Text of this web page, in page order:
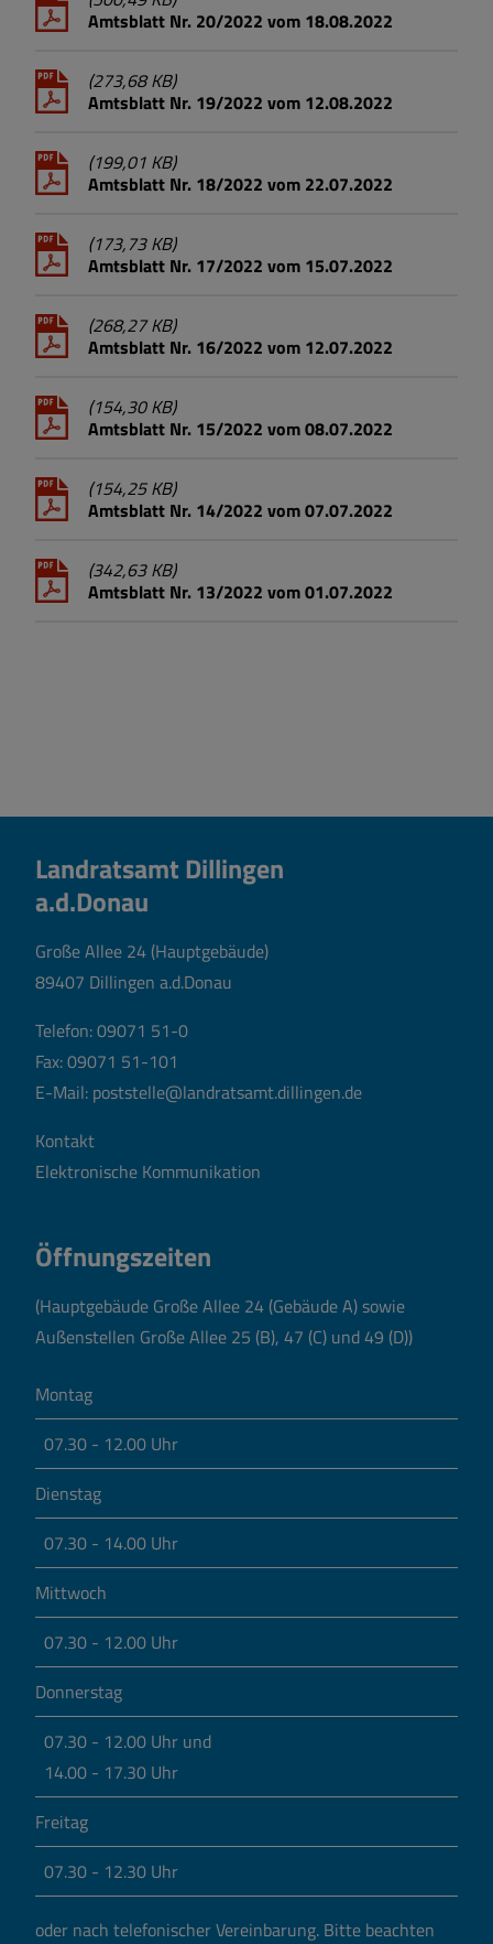
Amtsblatt Nr. 20/2022 vom 18.08.2022
(273,68 KB)
Amtsblatt Nr. 19/2022 vom 12.08.2022
(199,01 KB)
Amtsblatt Nr. 18/2022 vom 22.07.2022
(173,73 KB)
Amtsblatt Nr. 17/2022 vom 15.07.2022
(268,27 KB)
Amtsblatt Nr. 16/2022 vom 12.07.2022
(154,30 KB)
Amtsblatt Nr. 15/2022 vom 08.07.2022
(154,25 KB)
Amtsblatt Nr. 14/2022 vom 07.07.2022
(342,63 KB)
Amtsblatt Nr. 13/2022 vom 01.07.2022
Landratsamt Dillingen
a.d.Donau
Große Allee 24 (Hauptgebäude)
89407 Dillingen a.d.Donau
Telefon:09071 51-0
Fax: 09071 51-101
E-Mail: poststelle@landratsamt.dillingen.de
Kontakt
Elektronische Kommunikation
Öffnungszeiten
(Hauptgebäude Große Allee 24 (Gebäude A) sowie
Außenstellen Große Allee 25 (B), 47 (C) und 49 (D))
Montag
07.30 - 12.00 Uhr
Dienstag
07.30 - 14.00 Uhr
Mittwoch
07.30 - 12.00 Uhr
Donnerstag
07.30 - 12.00 Uhr und
14.00 - 17.30 Uhr
Freitag
07.30 - 12.30 Uhr
oder nach telefonischer Vereinbarung. Bitte beachten